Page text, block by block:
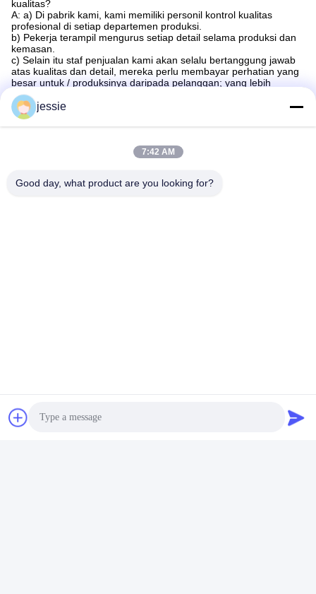
kualitas?
A: a) Di pabrik kami, kami memiliki personil kontrol kualitas
profesional di setiap departemen produksi.
b) Pekerja terampil mengurus setiap detail selama produksi dan
kemasan.
c) Selain itu staf penjualan kami akan selalu bertanggung jawab
atas kualitas dan detail, mereka perlu membayar perhatian yang
besar untuk / produksinya daripada pelanggan; yang lebih
penting,pendiri perusahaan adalah pelopor pengembangan
teknologi produk dan desain.
Kontak Cepat
jessie
7:42 AM
Good day, what product are you looking for?